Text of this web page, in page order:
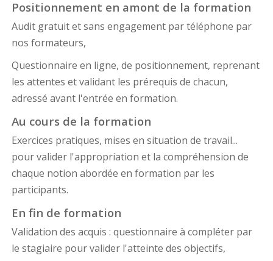
Positionnement en amont de la formation
Audit gratuit et sans engagement par téléphone par
nos formateurs,
Questionnaire en ligne, de positionnement, reprenant
les attentes et validant les prérequis de chacun,
adressé avant l'entrée en formation.
Au cours de la formation
Exercices pratiques, mises en situation de travail...
pour valider l'appropriation et la compréhension de
chaque notion abordée en formation par les
participants.
En fin de formation
Validation des acquis : questionnaire à compléter par
le stagiaire pour valider l'atteinte des objectifs,